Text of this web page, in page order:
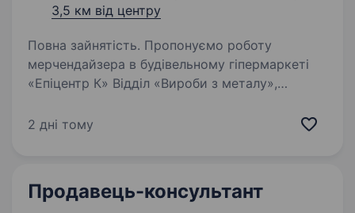
3,5 км від центру
Повна зайнятість. Пропонуємо роботу
мерчендайзера в будівельному гіпермаркеті
«Епіцентр К» Відділ «Вироби з металу»,
(шурупи, саморізи, анкери, дюбелі) Вимоги:
2 дні тому
Продавець-консультант